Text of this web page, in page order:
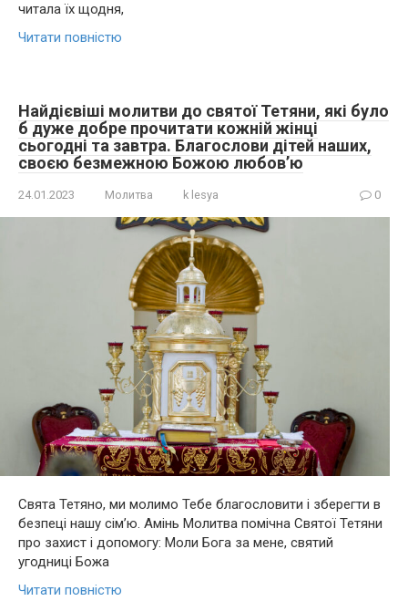
читала їх щодня,
Читати повністю
Найдієвіші молитви до святої Тетяни, які було
б дуже добре прочитати кожній жінці
сьогодні та завтра. Благослови дітей наших,
своєю безмежною Божою любов’ю
24.01.2023 Молитва k lesya 0
Свята Тетяно, ми молимо Тебе благословити і зберегти в
безпеці нашу сім’ю. Амінь Молитва помічна Святої Тетяни
про захист і допомогу: Моли Бога за мене, святий
угодниці Божа
Читати повністю